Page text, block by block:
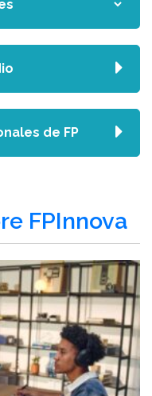
FPInnova
de FP